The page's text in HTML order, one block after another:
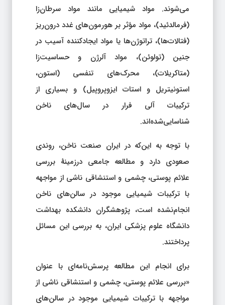
می‌شوند. مواد شیمیایی مانند مواد سرطان‌زا
(فرمالدئید)، مواد مؤثر بر هورمون‌های غدد درون‌ریز
(فتالات‌ها)، تراتوژن‌ها یا مواد ایجادکننده آسیب در
جنین (تولوئن‌)، مواد آلرژن‌ و حساسیت‌زا
(متاکریلات)، محرک‌های تنفسی (استون،
استونیتریل و استات ایزوپروپیل) و بسیاری از
ترکیبات آلی فرار در سال‌های ناخن
شناسایی‌شده‌اند.
با توجه به این‌که در ایران صنعت ناخن، روندی
صعودی دارد و مطالعه جامعی درزمینهٔ بررسی
علائم پوستی، چشمی و استنشاقی ناشی از مواجهه
با ترکیبات شیمیایی موجود در سالن‌های ناخن
انجام‌نشده است، پژوهشگران دانشکده بهداشت
دانشگاه علوم پزشکی ایران، به بررسی این مسائل
پرداختند.
برای انجام این مطالعه پرسش‌نامه‌ای با عنوان
«بررسی علائم پوستی، چشمی و استنشاقی ناشی از
مواجهه با ترکیبات شیمیایی موجود در سالن‌های